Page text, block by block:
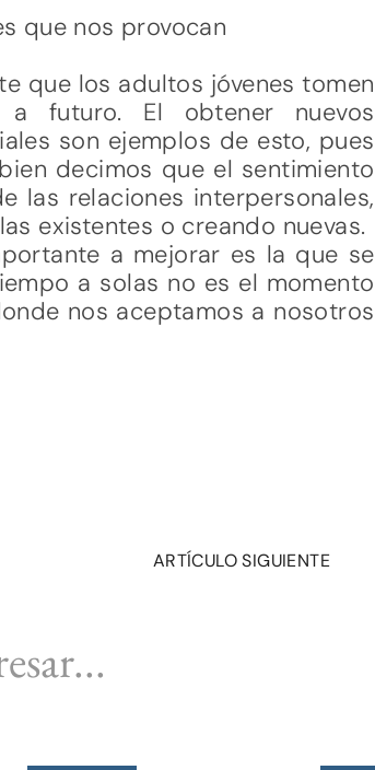
que nos provocan
que los adultos jóvenes tomen
a futuro. El obtener nuevos
son ejemplos de esto, pues
decimos que el sentimiento
las relaciones interpersonales,
existentes o creando nuevas.
a mejorar es la que se
a solas no es el momento
nos aceptamos a nosotros
ARTÍCULO SIGUIENTE